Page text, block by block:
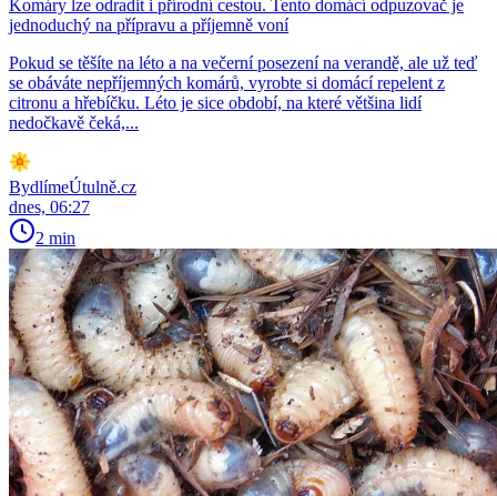
Komáry lze odradit i přírodní cestou. Tento domácí odpuzovač je
jednoduchý na přípravu a příjemně voní
Pokud se těšíte na léto a na večerní posezení na verandě, ale už teď
se obáváte nepříjemných komárů, vyrobte si domácí repelent z
citronu a hřebíčku. Léto je sice období, na které většina lidí
nedočkavě čeká,...
BydlímeÚtulně.cz
dnes, 06:27
2 min